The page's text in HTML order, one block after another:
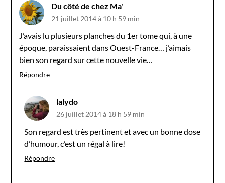
Du côté de chez Ma'
21 juillet 2014 à 10 h 59 min
J’avais lu plusieurs planches du 1er tome qui, à une
époque, paraissaient dans Ouest-France… j’aimais
bien son regard sur cette nouvelle vie…
Répondre
lalydo
26 juillet 2014 à 18 h 59 min
Son regard est très pertinent et avec un bonne dose
d’humour, c’est un régal à lire!
Répondre